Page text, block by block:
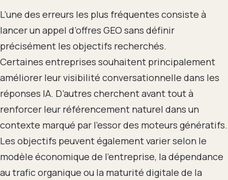
L’une des erreurs les plus fréquentes consiste à
lancer un appel d’offres GEO sans définir
précisément les objectifs recherchés.
Certaines entreprises souhaitent principalement
améliorer leur visibilité conversationnelle dans les
réponses IA. D’autres cherchent avant tout à
renforcer leur référencement naturel dans un
contexte marqué par l’essor des moteurs génératifs.
Les objectifs peuvent également varier selon le
modèle économique de l’entreprise, la dépendance
au trafic organique ou la maturité digitale de la